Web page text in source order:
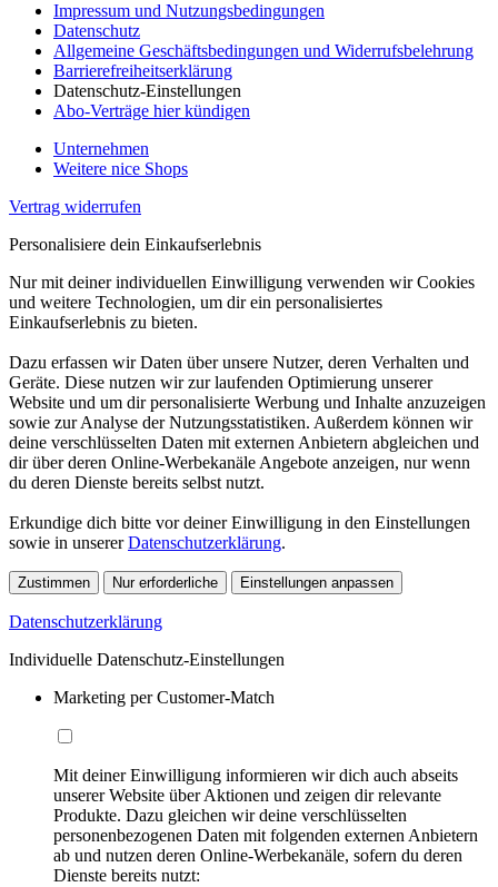
Impressum und Nutzungsbedingungen
Datenschutz
Allgemeine Geschäftsbedingungen und Widerrufsbelehrung
Barrierefreiheitserklärung
Datenschutz-Einstellungen
Abo-Verträge hier kündigen
Unternehmen
Weitere nice Shops
Vertrag widerrufen
Personalisiere dein Einkaufserlebnis
Nur mit deiner individuellen Einwilligung verwenden wir Cookies
und weitere Technologien, um dir ein personalisiertes
Einkaufserlebnis zu bieten.
Dazu erfassen wir Daten über unsere Nutzer, deren Verhalten und
Geräte. Diese nutzen wir zur laufenden Optimierung unserer
Website und um dir personalisierte Werbung und Inhalte anzuzeigen
sowie zur Analyse der Nutzungsstatistiken. Außerdem können wir
deine verschlüsselten Daten mit externen Anbietern abgleichen und
dir über deren Online-Werbekanäle Angebote anzeigen, nur wenn
du deren Dienste bereits selbst nutzt.
Erkundige dich bitte vor deiner Einwilligung in den Einstellungen
sowie in unsererDatenschutzerklärung.
Zustimmen Nur erforderliche Einstellungen anpassen
Datenschutzerklärung
Individuelle Datenschutz-Einstellungen
Marketing per Customer-Match
Mit deiner Einwilligung informieren wir dich auch abseits
unserer Website über Aktionen und zeigen dir relevante
Produkte. Dazu gleichen wir deine verschlüsselten
personenbezogenen Daten mit folgenden externen Anbietern
ab und nutzen deren Online-Werbekanäle, sofern du deren
Dienste bereits nutzt: